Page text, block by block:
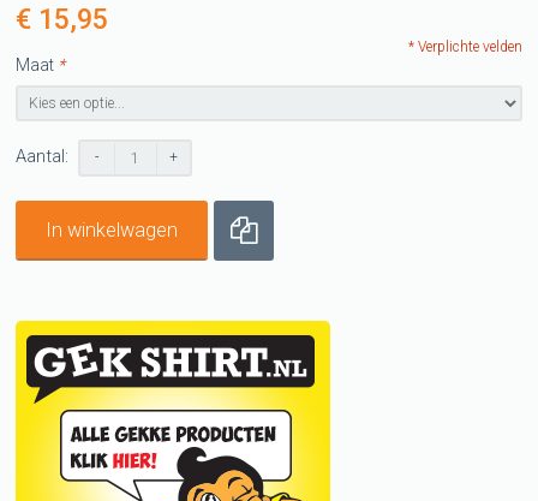
€ 15,95
*
Maat
* Verplichte velden
Aantal: - +
In winkelwagen